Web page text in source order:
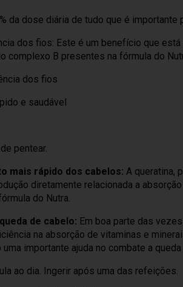
da dose diária de tudo que é importante
dos fios: Este é um benefício que
complexo B presentes na fórmula do
dos fios
e saudável
pentear.
mais rápido dos cabelos: A queratina,
diretamente relacionada a
do Nutra.
de cabelo: Em boa parte das
na absorção de vitaminas e
importante ajuda no combate a
ao dia. Ingerir após uma das refeições.